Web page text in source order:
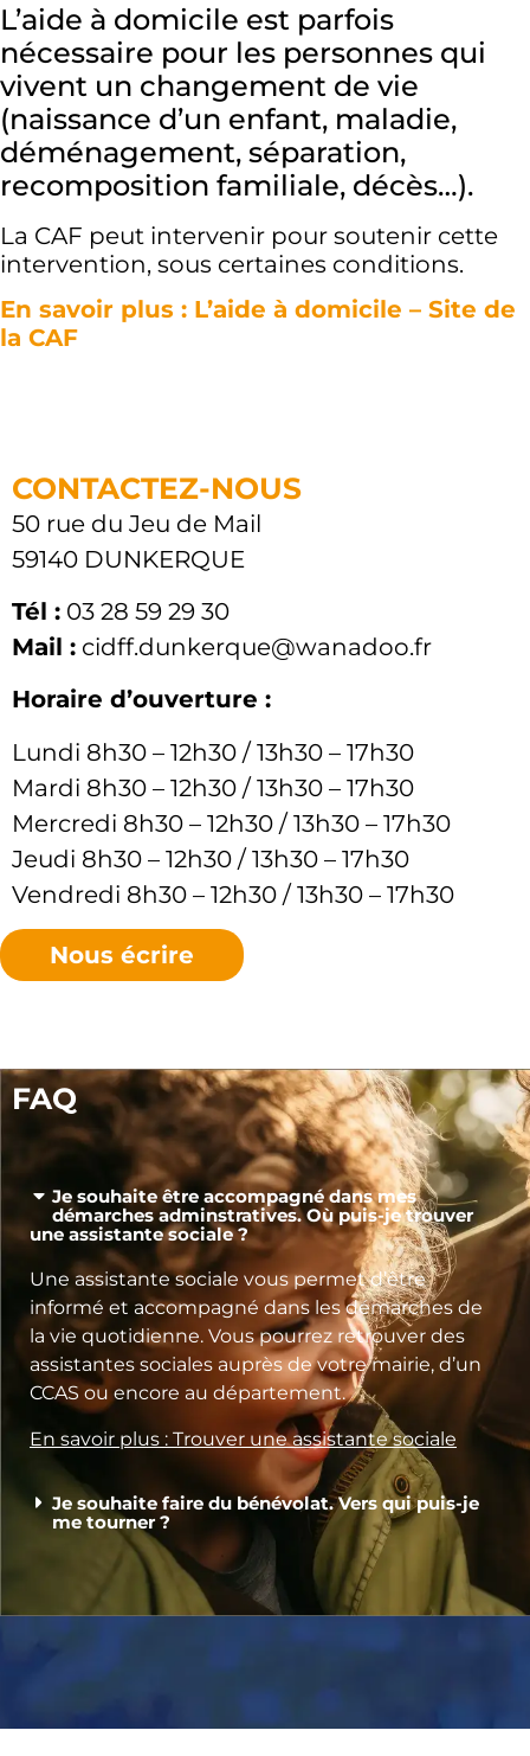
L’aide à domicile est parfois
nécessaire pour les personnes qui
vivent un changement de vie
(naissance d’un enfant, maladie,
déménagement, séparation,
recomposition familiale, décès…).
La CAF peut intervenir pour soutenir cette
intervention, sous certaines conditions.
En savoir plus : L’aide à domicile – Site de
la CAF
CONTACTEZ-NOUS
50 rue du Jeu de Mail
59140 DUNKERQUE
Tél : 03 28 59 29 30
Mail : cidff.dunkerque@wanadoo.fr
Horaire d’ouverture :
Lundi 8h30 – 12h30 / 13h30 – 17h30
Mardi 8h30 – 12h30 / 13h30 – 17h30
Mercredi 8h30 – 12h30 / 13h30 – 17h30
Jeudi 8h30 – 12h30 / 13h30 – 17h30
Vendredi 8h30 – 12h30 / 13h30 – 17h30
Nous écrire
FAQ
Je souhaite être accompagné dans mes
démarches adminstratives. Où puis-je trouver
une assistante sociale ?
Une assistante sociale vous permet d’être
informé et accompagné dans les démarches de
la vie quotidienne. Vous pourrez retrouver des
assistantes sociales auprès de votre mairie, d’un
CCAS ou encore au département.
En savoir plus : Trouver une assistante sociale
Je souhaite faire du bénévolat. Vers qui puis-je
me tourner ?